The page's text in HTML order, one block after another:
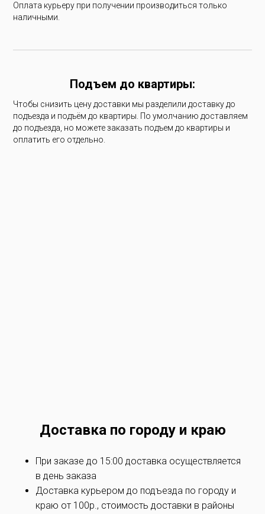
Оплата курьеру при получении производиться только
наличными.
Подъем до квартиры:
Чтобы снизить цену доставки мы разделили доставку до
подъезда и подъём до квартиры. По умолчанию доставляем
до подъезда, но можете заказать подъем до квартиры и
оплатить его отдельно.
Доставка по городу и краю
При заказе до 15:00 доставка осуществляется
в день заказа
Доставка курьером до подъезда по городу и
краю от 100р., стоимость доставки в районы